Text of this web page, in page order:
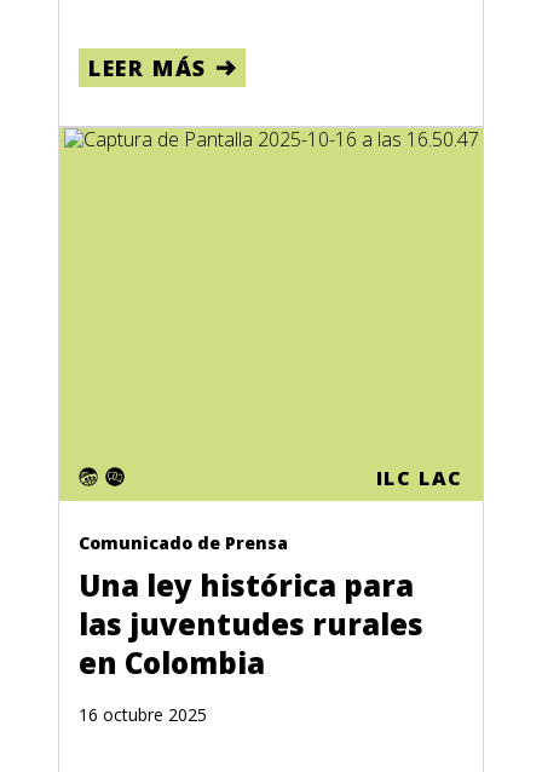
LEER MÁS
ILC LAC
Comunicado de Prensa
Una ley histórica para
las juventudes rurales
en Colombia
16 octubre 2025